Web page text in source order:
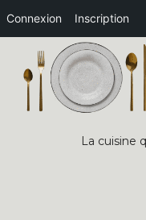
Connexion Inscription
content
La cuisine